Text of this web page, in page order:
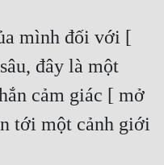
đây là một
cảm giác [ mở
tới một cảnh giới